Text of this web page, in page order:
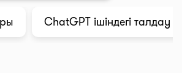
ChatGPT ішіндегі талдау